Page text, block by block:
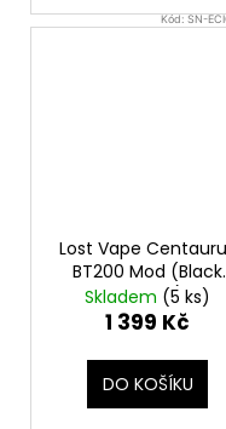
Kód:SN-
Lost Vape
BT200 Mod (Black
Carbon)
Skladem (5 ks)
1 399 Kč
DO KOŠÍKU